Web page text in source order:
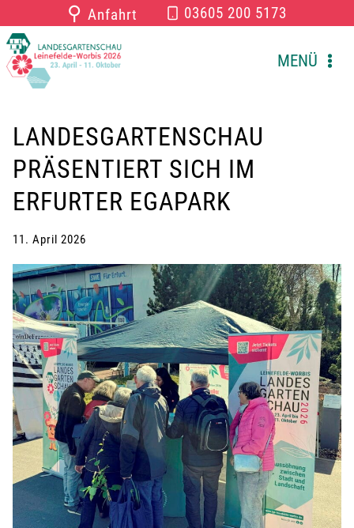
Inhalt
springen
⚲ Anfahrt 03605 200 5173
MENÜ
LANDESGARTENSCHAU
PRÄSENTIERT SICH IM
ERFURTER EGAPARK
11. April 2026